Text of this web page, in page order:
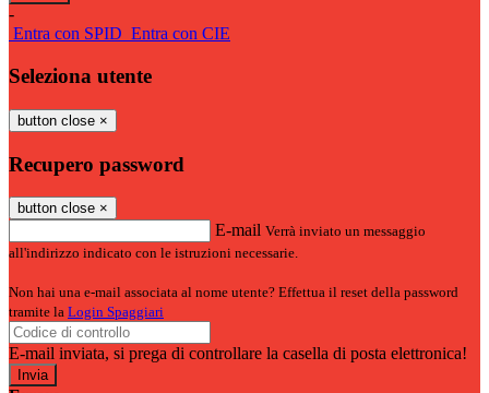
-
Entra con SPID Entra con CIE
Seleziona utente
button close ×
Recupero password
button close ×
E-mail Verrà inviato un messaggio
all'indirizzo indicato con le istruzioni necessarie.
Non hai una e-mail associata al nome utente? Effettua il reset della password
tramite la Login Spaggiari
E-mail inviata, si prega di controllare la casella di posta elettronica!